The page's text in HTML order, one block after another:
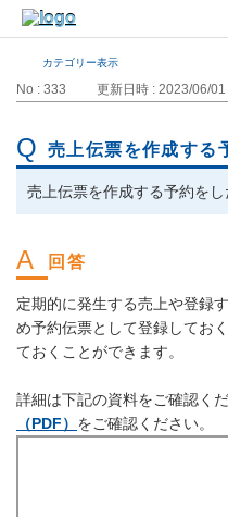
カテゴリー表示
No : 333 更新日時 : 2023/06/
売上伝票を作成する
売上伝票を作成する予約をし
定期的に発生する売上や登録
め予約伝票として登録してお
ておくことができます。
詳細は下記の資料をご確認く
（PDF） をご確認ください。